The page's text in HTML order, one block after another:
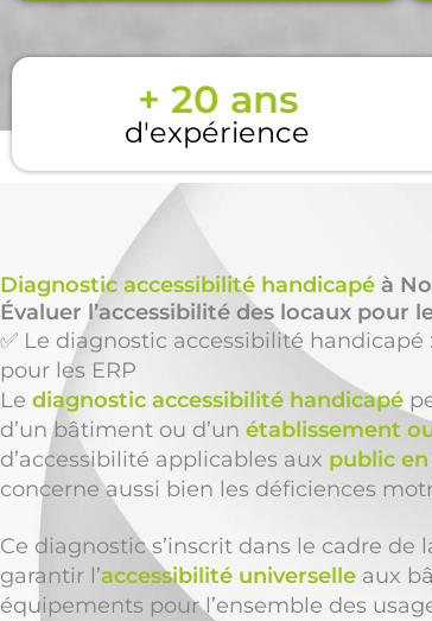
+ 20 ans
d'expérience
Diagnostic accessibilité handicapé à
Évaluer l’accessibilité des locaux pour
✅ Le diagnostic accessibilité
pour les ERP
Le diagnostic accessibilité handicapé
d’un bâtiment ou d’un établissement
d’accessibilité applicables aux public
concerne aussi bien les déficiences
Ce diagnostic s’inscrit dans le cadre
garantir l’accessibilité universelle aux
équipements pour l’ensemble des